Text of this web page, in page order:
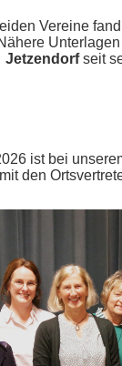
Vereine
Jetzendorfseit
ist bei
den